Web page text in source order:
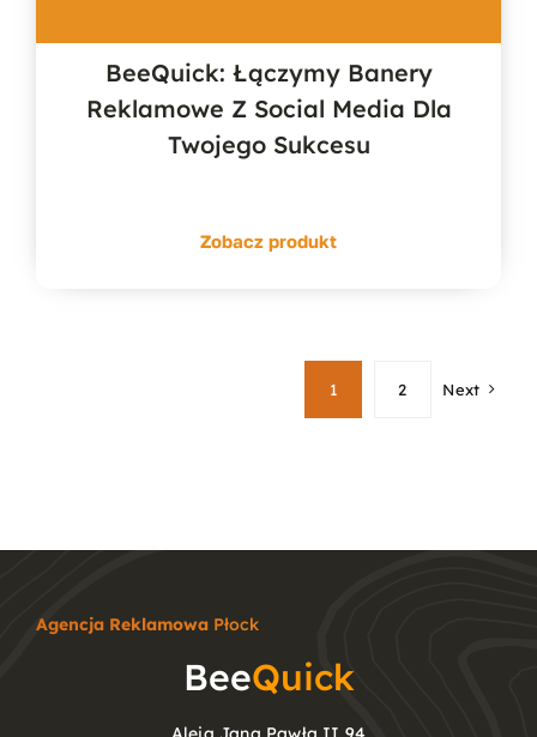
BeeQuick: Łączymy Banery
Reklamowe Z Social Media Dla
Twojego Sukcesu
Zobacz produkt
1 2 Next
Agencja ReklamowaPłock
BeeQuick